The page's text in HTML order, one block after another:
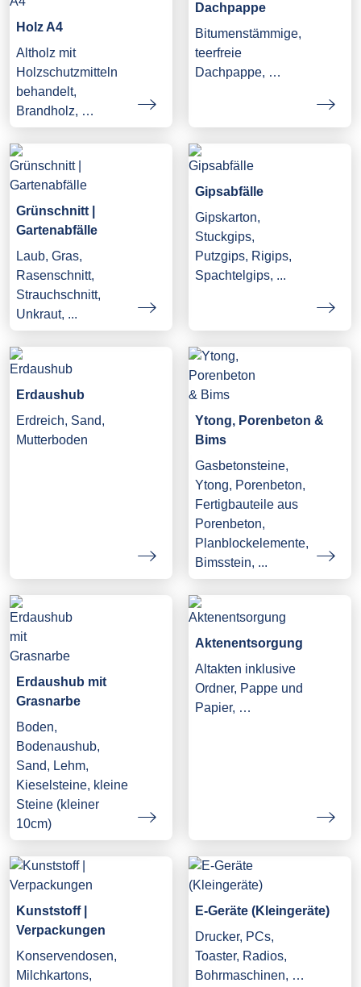
Holz A4
Altholz mit
Holzschutzmitteln
behandelt,
Brandholz, …
Dachpappe
Bitumenstämmige,
teerfreie
Dachpappe, …
Grünschnitt |
Gartenabfälle
Laub, Gras,
Rasenschnitt,
Strauchschnitt,
Unkraut, ...
Gipsabfälle
Gipskarton,
Stuckgips,
Putzgips, Rigips,
Spachtelgips, ...
Erdaushub
Erdreich, Sand,
Mutterboden
Ytong, Porenbeton &
Bims
Gasbetonsteine,
Ytong, Porenbeton,
Fertigbauteile aus
Porenbeton,
Planblockelemente,
Bimsstein, ...
Erdaushub mit
Grasnarbe
Boden,
Bodenaushub,
Sand, Lehm,
Kieselsteine, kleine
Steine (kleiner
10cm)
Aktenentsorgung
Altakten inklusive
Ordner, Pappe und
Papier, …
Kunststoff |
Verpackungen
Konservendosen,
Milchkartons,
E-Geräte (Kleingeräte)
Drucker, PCs,
Toaster, Radios,
Bohrmaschinen, …